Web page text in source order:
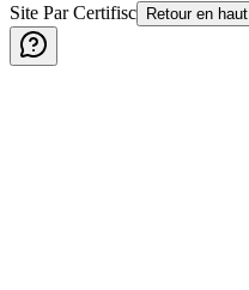
Site Par Certifisc Retour en haut